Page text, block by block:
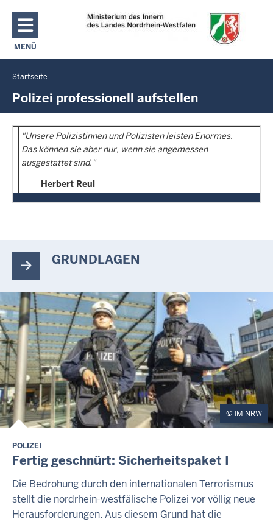
Direkt zum Inhalt
MENÜ
NAVIGATION AKTIVIEREN/DEAKTIVIEREN: MAIN MENU
Sie
befinden
hier
Startseite
Polizei professionell aufstellen
"Unsere Polizistinnen und Polizisten leisten Enormes.
Das können sie aber nur, wenn sie angemessen
ausgestattet sind."
Herbert Reul
GRUNDLAGEN
IM NRW
POLIZEI
Fertig geschnürt: Sicherheitspaket I
Die Bedrohung durch den internationalen Terrorismus
stellt die nordrhein-westfälische Polizei vor völlig neue
Herausforderungen. Aus diesem Grund hat die